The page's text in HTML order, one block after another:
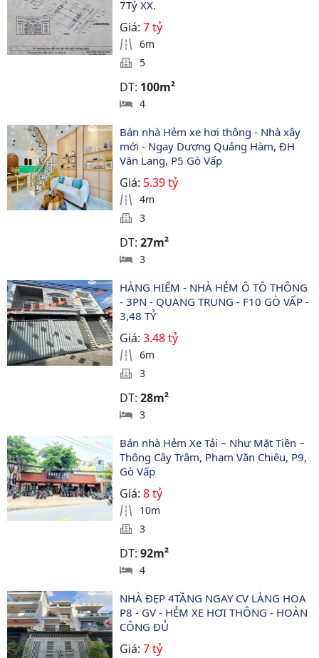
7Tỷ XX.
Giá:7 tỷ
6m
5
DT: 100m²
4
Bán nhà Hẻm xe hơi thông - Nhà xây
mới - Ngay Dương Quảng Hàm, ĐH
Văn Lang, P5 Gò Vấp
Giá: 5.39 tỷ
4m
3
DT:27m²
3
HÀNG HIẾM - NHÀ HẺM Ô TÔ THÔNG
- 3PN - QUANG TRUNG - F10 GÒ VẤP -
3,48 TỶ
Giá:3.48 tỷ
6m
3
DT:28m²
3
Bán nhà Hẻm Xe Tải – Như Mặt Tiền –
Thông Cây Trâm, Phạm Văn Chiêu, P9,
Gò Vấp
Giá:8 tỷ
10m
3
DT:92m²
4
NHÀ ĐẸP 4TẦNG NGAY CV LÀNG HOA
P8 - GV - HẺM XE HƠI THÔNG - HOÀN
CÔNG ĐỦ
Giá:7 tỷ